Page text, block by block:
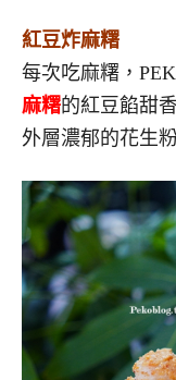
紅豆炸麻糬
每次吃麻糬，
麻糬的紅豆餡甜
外層濃郁的花生